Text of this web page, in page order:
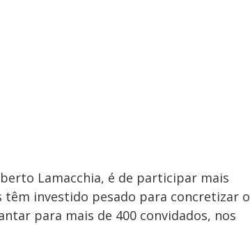
Lamacchia, é de participar mais
investido pesado para concretizar o
para mais de 400 convidados, nos